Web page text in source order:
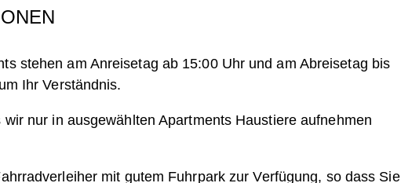
stehen am Anreisetag ab 15:00 Uhr und am Abreisetag bis
Ihr Verständnis.
nur in ausgewählten Apartments Haustiere aufnehmen
mit gutem Fuhrpark zur Verfügung, so dass Sie